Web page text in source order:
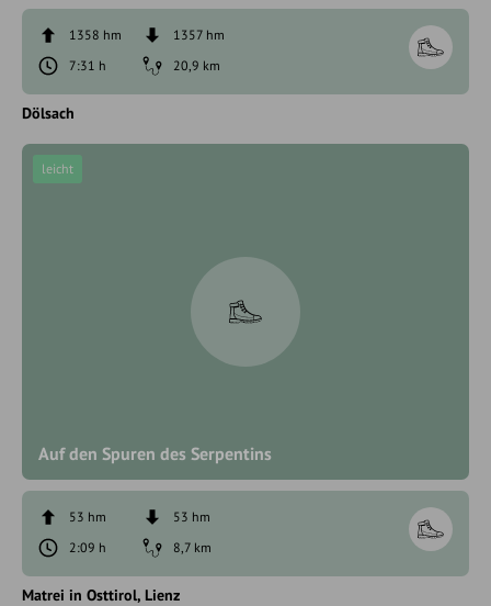
1358 hm
1357 hm
7:31 h
20,9 km
Dölsach
Auf den Spuren des Serpentins
leicht
53 hm
53 hm
2:09 h
8,7 km
Matrei in Osttirol Lienz